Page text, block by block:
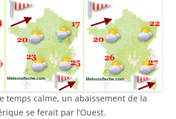
temps calme, un abaissement de la
se ferait par l’Ouest.